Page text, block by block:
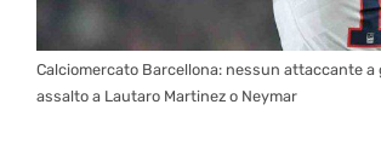
Calciomercato Barcellona: nessun attaccante a
assalto a Lautaro Martinez o Neymar